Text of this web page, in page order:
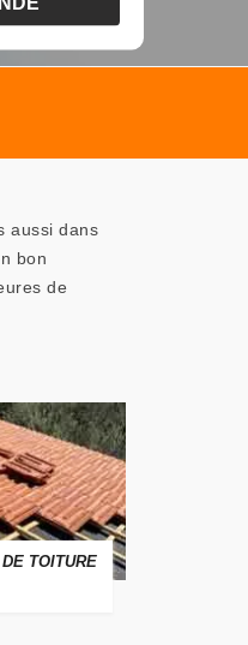
aussi dans
bon
de
TOITURE